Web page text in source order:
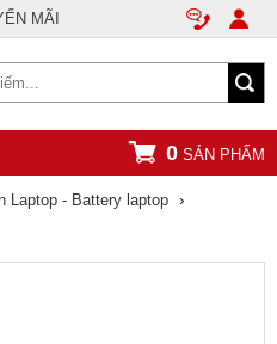
MÃI
0 SẢN PHẨM
Laptop - Battery laptop ›